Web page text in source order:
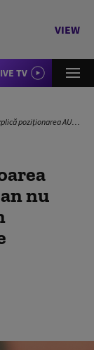
VIEW
TV
Nicușor Dan nu crede în democrație și în egalitatea dintre partide
nu